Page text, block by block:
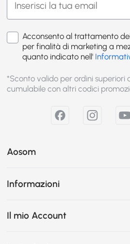
Acconsento al trattamento
per finalità di marketing a
quanto indicato nell'
*Sconto valido per ordini superiori
cumulabile con altri codici
Aosom
Informazioni
Il mio Account